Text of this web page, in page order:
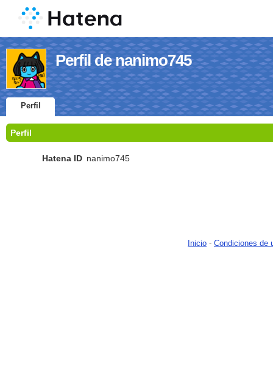
Perfil de nanimo745
Perfil
Perfil
Hatena ID nanimo745
Inicio - Condiciones de